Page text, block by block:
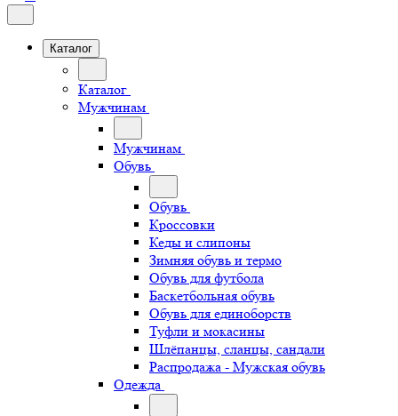
Каталог
Каталог
Мужчинам
Мужчинам
Обувь
Обувь
Кроссовки
Кеды и слипоны
Зимняя обувь и термо
Обувь для футбола
Баскетбольная обувь
Обувь для единоборств
Туфли и мокасины
Шлёпанцы, сланцы, сандали
Распродажа - Мужская обувь
Одежда